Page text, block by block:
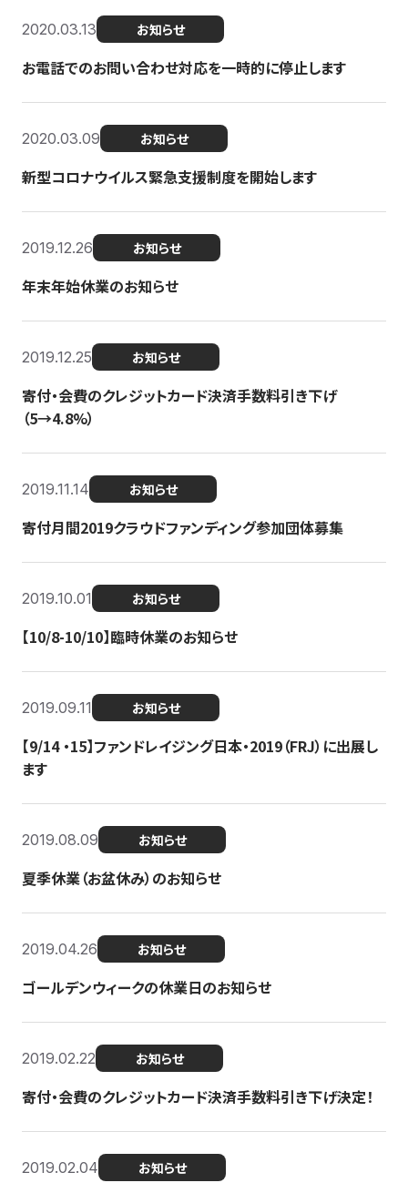
2020.03.13 お知らせ
お電話でのお問い合わせ対応を一時的に停止します
2020.03.09 お知らせ
新型コロナウイルス緊急支援制度を開始します
2019.12.26 お知らせ
年末年始休業のお知らせ
2019.12.25 お知らせ
寄付・会費のクレジットカード決済手数料引き下げ
（5→4.8%）
2019.11.14 お知らせ
寄付月間2019クラウドファンディング参加団体募集
2019.10.01 お知らせ
【10/8-10/10】臨時休業のお知らせ
2019.09.11 お知らせ
【9/14 ・15】ファンドレイジング日本・2019（FRJ）に出展し
ます
2019.08.09 お知らせ
夏季休業（お盆休み）のお知らせ
2019.04.26 お知らせ
ゴールデンウィークの休業日のお知らせ
2019.02.22 お知らせ
寄付・会費のクレジットカード決済手数料引き下げ決定！
2019.02.04 お知らせ